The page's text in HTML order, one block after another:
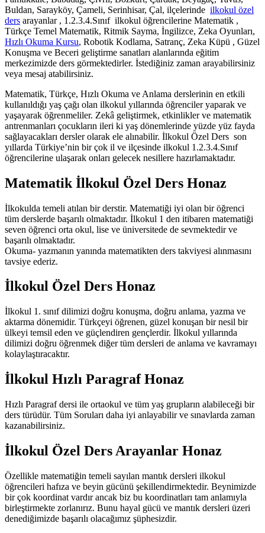
Buldan, Sarayköy, Çameli, Serinhisar, Çal, ilçelerinde ilkokul özel
ders arayanlar , 1.2.3.4.Sınıf ilkokul öğrencilerine Matematik ,
Türkçe Temel Matematik, Ritmik Sayma, İngilizce, Zeka Oyunları,
Hızlı Okuma Kursu, Robotik Kodlama, Satranç, Zeka Küpü , Güzel
Konuşma ve Beceri geliştirme sanatları alanlarında eğitim
merkezimizde ders görmektedirler. İstediğiniz zaman arayabilirsiniz
veya mesaj atabilirsiniz.
Matematik, Türkçe, Hızlı Okuma ve Anlama derslerinin en etkili
kullanıldığı yaş çağı olan ilkokul yıllarında öğrenciler yaparak ve
yaşayarak öğrenmeliler. Zekâ geliştirmek, etkinlikler ve matematik
antrenmanları çocukların ileri ki yaş dönemlerinde yüzde yüz fayda
sağlayacakları dersler olarak ele alınabilir. İlkokul Özel Ders son
yıllarda Türkiye’nin bir çok il ve ilçesinde ilkokul 1.2.3.4.Sınıf
öğrencilerine ulaşarak onları gelecek nesillere hazırlamaktadır.
Matematik İlkokul Özel Ders Honaz
İlkokulda temeli atılan bir derstir. Matematiği iyi olan bir öğrenci
tüm derslerde başarılı olmaktadır. İlkokul 1 den itibaren matematiği
seven öğrenci orta okul, lise ve üniversitede de sevmektedir ve
başarılı olmaktadır.
Okuma- yazmanın yanında matematikten ders takviyesi alınmasını
tavsiye ederiz.
İlkokul Özel Ders Honaz
İlkokul 1. sınıf dilimizi doğru konuşma, doğru anlama, yazma ve
aktarma dönemidir. Türkçeyi öğrenen, güzel konuşan bir nesil bir
ülkeyi temsil eden ve güçlendiren gençlerdir. İlkokul yıllarında
dilimizi doğru öğrenmek diğer tüm dersleri de anlama ve kavramayı
kolaylaştıracaktır.
İlkokul Hızlı Paragraf Honaz
Hızlı Paragraf dersi ile ortaokul ve tüm yaş grupların alabileceği bir
ders türüdür. Tüm Soruları daha iyi anlayabilir ve sınavlarda zaman
kazanabilirsiniz.
İlkokul Özel Ders Arayanlar Honaz
Özellikle matematiğin temeli sayılan mantık dersleri ilkokul
öğrencileri hafıza ve beyin gücünü şekillendirmektedir. Beynimizde
bir çok koordinat vardır ancak biz bu koordinatları tam anlamıyla
birleştirmekte zorlanırız. Bunu hayal gücü ve mantık dersleri üzeri
denediğimizde başarılı olacağımız şüphesizdir.